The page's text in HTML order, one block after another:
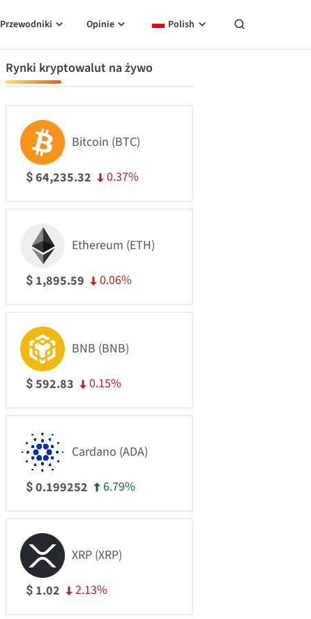
Przewodniki Opinie Polish
Rynki kryptowalut na żywo
Bitcoin (BTC)
$64,235.32 0.37%
Ethereum (ETH)
$ 1,895.59 0.06%
BNB (BNB)
$592.83 0.15%
Cardano (ADA)
$0.199252 6.79%
XRP (XRP)
$ 1.02 2.13%